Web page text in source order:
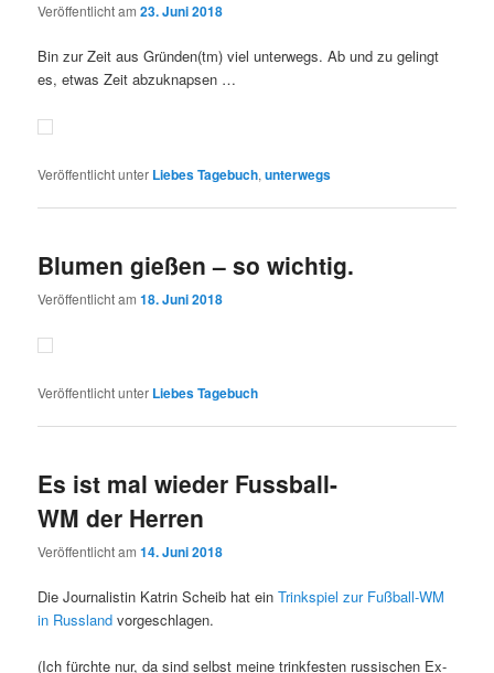
Veröffentlicht am23. Juni 2018
Bin zur Zeit aus Gründen(tm) viel unterwegs. Ab und zu gelingt
es, etwas Zeit abzuknapsen …
Veröffentlicht unter Liebes Tagebuch,unterwegs
Blumen gießen – so wichtig.
Veröffentlicht am18. Juni 2018
Veröffentlicht unter Liebes Tagebuch
Es ist mal wieder Fussball-
WM der Herren
Veröffentlicht am14. Juni 2018
Die Journalistin Katrin Scheib hat einTrinkspiel zur Fußball-WM
in Russland vorgeschlagen.
(Ich fürchte nur, da sind selbst meine trinkfesten russischen Ex-